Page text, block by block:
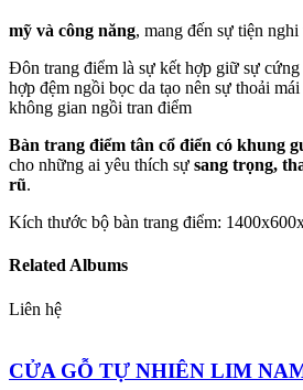
mỹ và công năng, mang đến sự tiện nghi
Đôn trang điểm là sự kết hợp giữ sự cứng
hợp đệm ngồi bọc da tạo nên sự thoải
không gian ngồi tran điểm
Bàn trang điểm tân cổ điển có khung
cho những ai yêu thích sự sang trọng,
rũ.
Kích thước bộ bàn trang điểm:
Related Albums
Liên hệ
CỬA GỖ TỰ NHIÊN LIM